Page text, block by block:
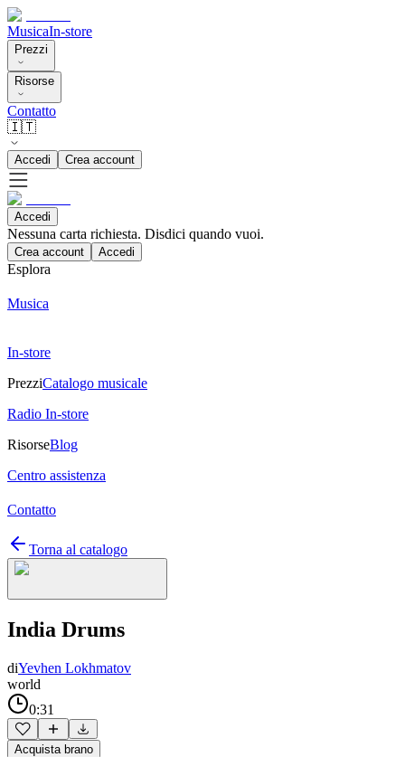
MusicaIn-store
Prezzi
Risorse
Contatto
🇮🇹
Accedi Crea account
Accedi
Nessuna carta richiesta. Disdici quando vuoi.
Crea account Accedi
Esplora
Musica
In-store
PrezziCatalogo musicale
Radio In-store
RisorseBlog
Centro assistenza
Contatto
Torna al catalogo
India Drums
diYevhen Lokhmatov
world
0:31
Acquista brano